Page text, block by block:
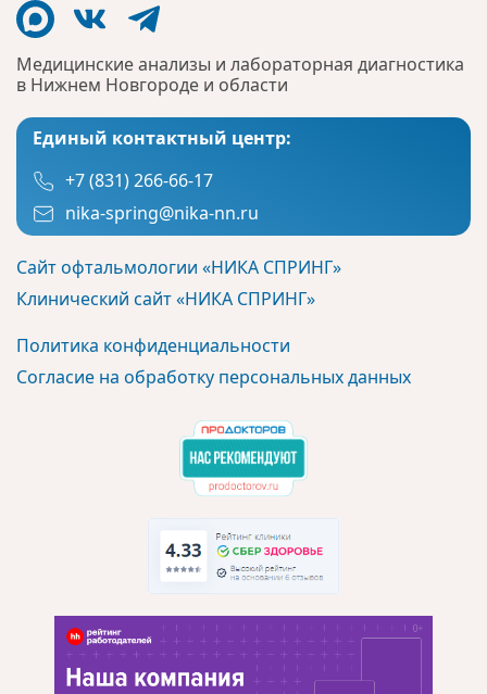
Медицинские анализы и лабораторная диагностика
в Нижнем Новгороде и области
Единый контактный центр:
+7 (831) 266-66-17
nika-spring@nika-nn.ru
Сайт офтальмологии «НИКА СПРИНГ»
Клинический сайт «НИКА СПРИНГ»
Политика конфиденциальности
Согласие на обработку персональных данных